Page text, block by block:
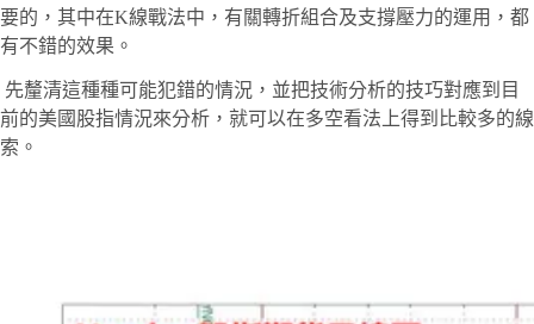
要的，其中在K線戰法中，有關轉折組合及支撐壓力的運用，都
有不錯的效果。
先釐清這種種可能犯錯的情況，並把技術分析的技巧對應到目
前的美國股指情況來分析，就可以在多空看法上得到比較多的線
索。